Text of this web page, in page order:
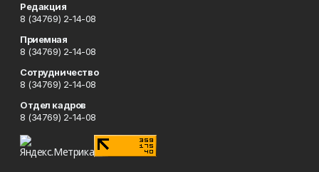
Редакция
8 (34769) 2-14-08
Приемная
8 (34769) 2-14-08
Сотрудничество
8 (34769) 2-14-08
Отдел кадров
8 (34769) 2-14-08